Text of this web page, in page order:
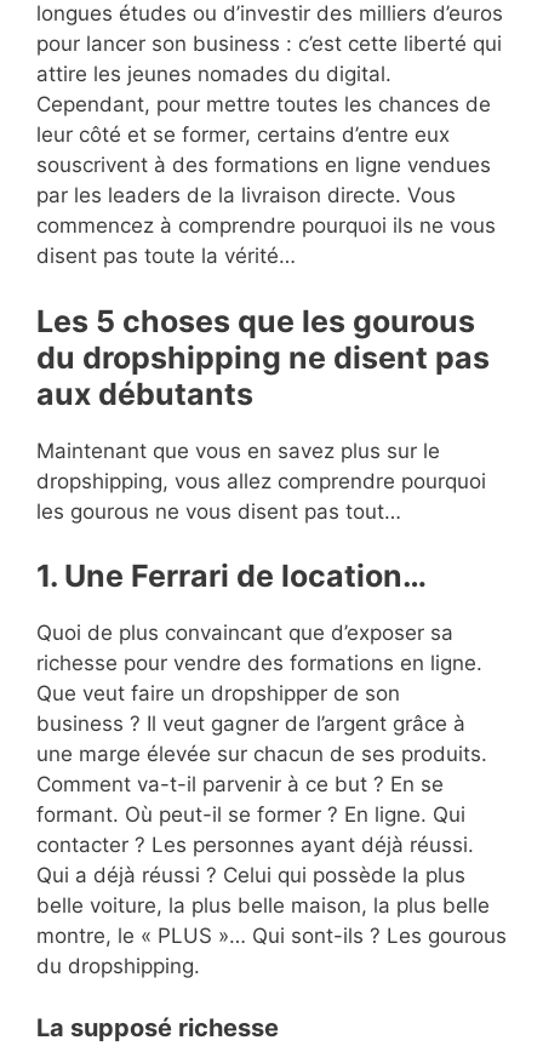
longues études ou d’investir des milliers d’euros
pour lancer son business : c’est cette liberté qui
attire les jeunes nomades du digital.
Cependant, pour mettre toutes les chances de
leur côté et se former, certains d’entre eux
souscrivent à des formations en ligne vendues
par les leaders de la livraison directe. Vous
commencez à comprendre pourquoi ils ne vous
disent pas toute la vérité…
Les 5 choses que les gourous
du dropshipping ne disent pas
aux débutants
Maintenant que vous en savez plus sur le
dropshipping, vous allez comprendre pourquoi
les gourous ne vous disent pas tout…
1. Une Ferrari de location…
Quoi de plus convaincant que d’exposer sa
richesse pour vendre des formations en ligne.
Que veut faire un dropshipper de son
business ? Il veut gagner de l’argent grâce à
une marge élevée sur chacun de ses produits.
Comment va-t-il parvenir à ce but ? En se
formant. Où peut-il se former ? En ligne. Qui
contacter ? Les personnes ayant déjà réussi.
Qui a déjà réussi ? Celui qui possède la plus
belle voiture, la plus belle maison, la plus belle
montre, le « PLUS »… Qui sont-ils ? Les gourous
du dropshipping.
La supposé richesse